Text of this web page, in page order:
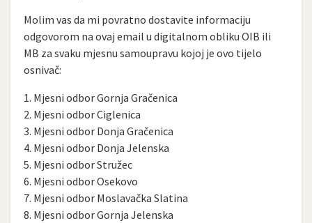
Molim vas da mi povratno dostavite informaciju
odgovorom na ovaj email u digitalnom obliku OIB ili
MB za svaku mjesnu samoupravu kojoj je ovo tijelo
osnivač:
1. Mjesni odbor Gornja Gračenica
2. Mjesni odbor Ciglenica
3. Mjesni odbor Donja Gračenica
4. Mjesni odbor Donja Jelenska
5. Mjesni odbor Stružec
6. Mjesni odbor Osekovo
7. Mjesni odbor Moslavačka Slatina
8. Mjesni odbor Gornja Jelenska